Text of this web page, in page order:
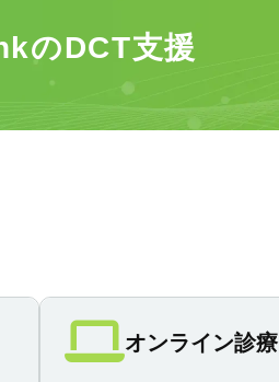
のDCT⽀援
オンライン診療